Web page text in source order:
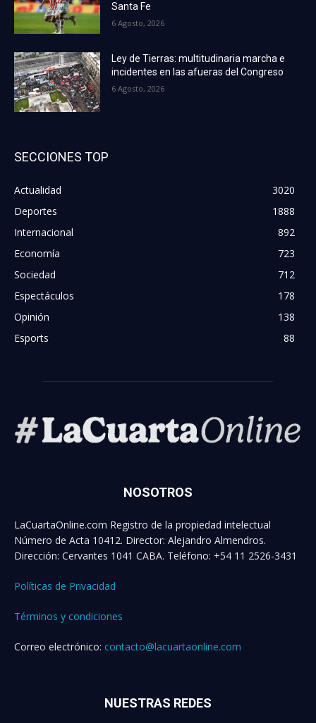
Santa Fe
6 Agosto, 2026
Ley de Tierras: multitudinaria marcha e
incidentes en las afueras del Congreso
6 Agosto, 2026
SECCIONES TOP
Actualidad
3020
Deportes
1888
Internacional
892
Economía
723
Sociedad
712
Espectáculos
178
Opinión
138
Esports
88
NOSOTROS
LaCuartaOnline.com Registro de la propiedad intelectual
Número de Acta 10412. Director: Alejandro Almendros.
Dirección: Cervantes 1041 CABA. Teléfono: +54 11 2526-3431
Políticas de Privacidad
Términos y condiciones
Correo electrónico: contacto@lacuartaonline.com
NUESTRAS REDES